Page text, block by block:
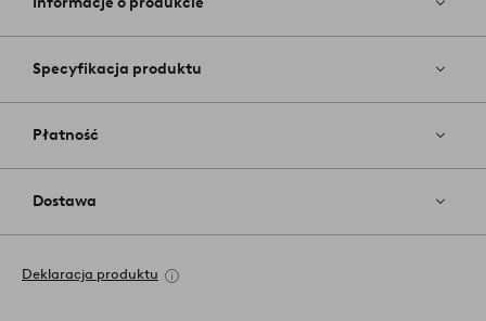
Specyfikacja produktu
Płatność
Dostawa
Deklaracja produktu